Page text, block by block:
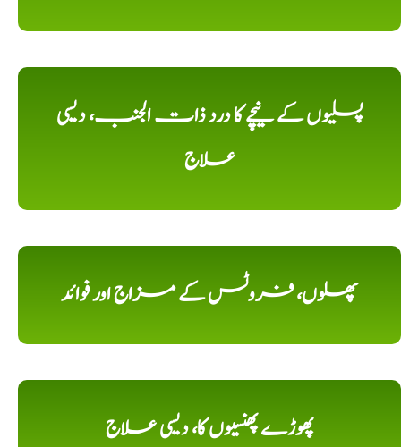
پسلیوں کے نیچے کا درد ذات الجنب، دیسی
علاج
پھلوں، فروٹس کے مزاج اور فوائد
پھوڑے پھنسیوں کا، دیسی علاج